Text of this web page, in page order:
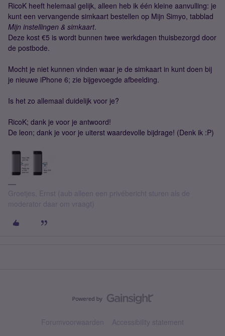
RicoK heeft helemaal gelijk, alleen heb ik één kleine aanvulling: je
kunt een vervangende simkaart bestellen op Mijn Simyo, tabblad
Mijn instellingen & simkaart.
Deze kost €5 is wordt bunnen twee werkdagen thuisbezorgd door
de postbode.
Mocht je niet kunnen vinden waar je de simkaart in kunt doen bij
je nieuwe iPhone 6; zie bijgevoegde afbeelding.
Is het zo allemaal duidelijk voor je?
RicoK; dank je voor je antwoord!
De leon; dank je voor je uiterst waardevolle bijdrage! (Denk ik :P)
Groetjes, Ernst (aub alleen een privébericht sturen als de
moderator daar om vraagt)
Forumvoorwaarden Accessibility statement